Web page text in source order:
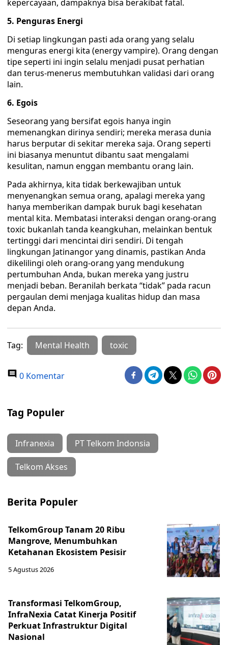
kepercayaan, dampaknya bisa berakibat fatal.
5. Penguras Energi
Di setiap lingkungan pasti ada orang yang selalu
menguras energi kita (energy vampire). Orang dengan
tipe seperti ini ingin selalu menjadi pusat perhatian
dan terus-menerus membutuhkan validasi dari orang
lain.
6. Egois
Seseorang yang bersifat egois hanya ingin
memenangkan dirinya sendiri; mereka merasa dunia
harus berputar di sekitar mereka saja. Orang seperti
ini biasanya menuntut dibantu saat mengalami
kesulitan, namun enggan membantu orang lain.
Pada akhirnya, kita tidak berkewajiban untuk
menyenangkan semua orang, apalagi mereka yang
hanya memberikan dampak buruk bagi kesehatan
mental kita. Membatasi interaksi dengan orang-orang
toxic bukanlah tanda keangkuhan, melainkan bentuk
tertinggi dari mencintai diri sendiri. Di tengah
lingkungan Jatinangor yang dinamis, pastikan Anda
dikelilingi oleh orang-orang yang mendukung
pertumbuhan Anda, bukan mereka yang justru
menjadi beban. Beranilah berkata “tidak” pada racun
pergaulan demi menjaga kualitas hidup dan masa
depan Anda.
Tag: Mental Health toxic
0 Komentar
Tag Populer
Infranexia PT Telkom Indonsia
Telkom Akses
Berita Populer
TelkomGroup Tanam 20 Ribu
Mangrove, Menumbuhkan
Ketahanan Ekosistem Pesisir
5 Agustus 2026
Transformasi TelkomGroup,
InfraNexia Catat Kinerja Positif
Perkuat Infrastruktur Digital
Nasional